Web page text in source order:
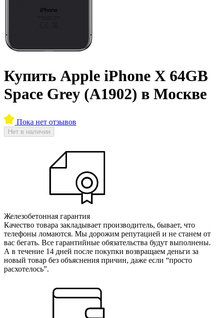
Купить Apple iPhone X 64GB
Space Grey (A1902) в Москве
Пока нет отзывов
Нет в наличии
Железобетонная гарантия
Качество товара закладывает производитель, бывает, что
телефоны ломаются. Мы дорожим репутацией и не станем от
вас бегать. Все гарантийные обязательства будут выполнены.
А в течение 14 дней после покупки возвращаем деньги за
новый товар без объяснения причин, даже если “просто
расхотелось”.